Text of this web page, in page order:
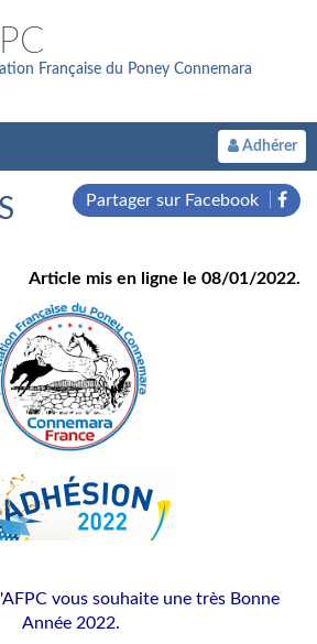
Française du Poney Connemara
Adhérer
Partager sur Facebook
Article mis en ligne le 08/01/2022.
vous souhaite une très Bonne
Année 2022.